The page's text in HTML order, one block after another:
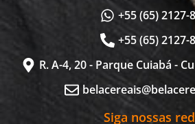
+55 (65) 2127-
+55 (65) 2127-
R. A-4, 20 - Parque Cuiabá -
Siga nossas